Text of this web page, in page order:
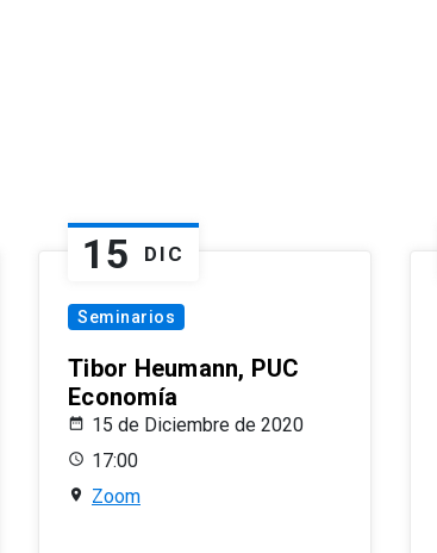
15 DIC
Seminarios
Tibor Heumann, PUC
Economía
15 de Diciembre de 2020
17:00
Zoom